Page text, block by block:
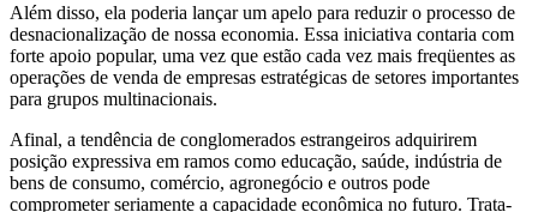
Além disso, ela poderia lançar um apelo para reduzir o processo de
desnacionalização de nossa economia. Essa iniciativa contaria com
forte apoio popular, uma vez que estão cada vez mais freqüentes as
operações de venda de empresas estratégicas de setores importantes
para grupos multinacionais.
Afinal, a tendência de conglomerados estrangeiros adquirirem
posição expressiva em ramos como educação, saúde, indústria de
bens de consumo, comércio, agronegócio e outros pode
comprometer seriamente a capacidade econômica no futuro. Trata-